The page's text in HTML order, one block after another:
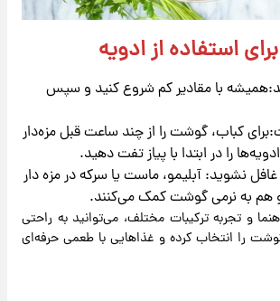
استفاده از ادویه
با مقادیر کم شروع کنید و سپس
کباب، گوشت را از چند ساعت قبل مزه‌دار
را در ابتدا با پیاز تفت دهید.
نشوید: آبلیمو، ماست یا سرکه در مزه دار
هم به نرمی گوشت کمک می‌کنند.
و تجربه ترکیبات مختلف، می‌توانید به راحتی
را انتخاب کرده و غذاهایی با طعمی حرفه‌ای